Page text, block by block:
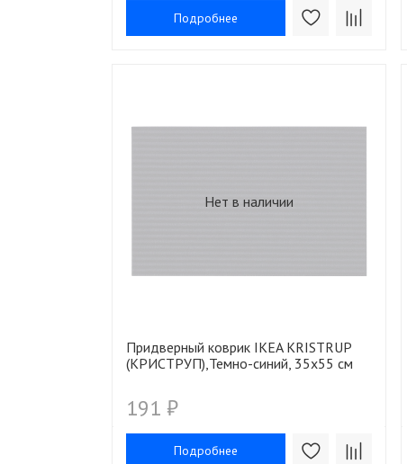
Подробнее
Нет в наличии
Придверный коврик IKEA KRISTRUP
(КРИСТРУП),Темно-синий, 35х55 см
191 ₽
Подробнее